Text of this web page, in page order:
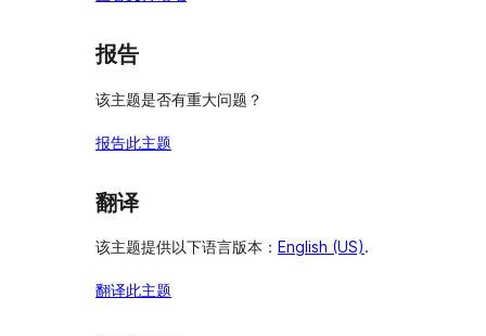
报告
该主题是否有重大问题？
报告此主题
翻译
该主题提供以下语言版本： English (US).
翻译此主题